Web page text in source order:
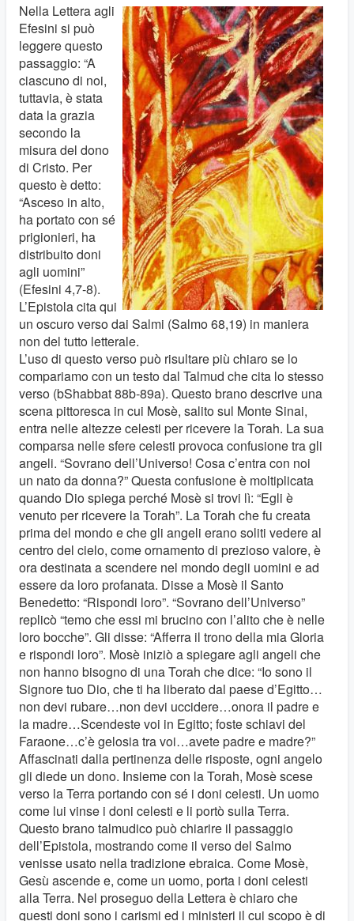
Nella Lettera agli
Efesini si può
leggere questo
passaggio: “A
ciascuno di noi,
tuttavia, è stata
data la grazia
secondo la
misura del dono
di Cristo. Per
questo è detto:
“Asceso in alto,
ha portato con sé
prigionieri, ha
distribuito doni
agli uomini”
(Efesini 4,7-8).
L’Epistola cita qui
un oscuro verso dai Salmi (Salmo 68,19) in maniera
non del tutto letterale.
L’uso di questo verso può risultare più chiaro se lo
compariamo con un testo dal Talmud che cita lo stesso
verso (bShabbat 88b-89a). Questo brano descrive una
scena pittoresca in cui Mosè, salito sul Monte Sinai,
entra nelle altezze celesti per ricevere la Torah. La sua
comparsa nelle sfere celesti provoca confusione tra gli
angeli. “Sovrano dell’Universo! Cosa c’entra con noi
un nato da donna?” Questa confusione è moltiplicata
quando Dio spiega perché Mosè si trovi lì: “Egli è
venuto per ricevere la Torah”. La Torah che fu creata
prima del mondo e che gli angeli erano soliti vedere al
centro del cielo, come ornamento di prezioso valore, è
ora destinata a scendere nel mondo degli uomini e ad
essere da loro profanata. Disse a Mosè il Santo
Benedetto: “Rispondi loro”. “Sovrano dell’Universo”
replicò “temo che essi mi brucino con l’alito che è nelle
loro bocche”. Gli disse: “Afferra il trono della mia Gloria
e rispondi loro”. Mosè iniziò a spiegare agli angeli che
non hanno bisogno di una Torah che dice: “Io sono il
Signore tuo Dio, che ti ha liberato dal paese d’Egitto…
non devi rubare…non devi uccidere…onora il padre e
la madre…Scendeste voi in Egitto; foste schiavi del
Faraone…c’è gelosia tra voi…avete padre e madre?”
Affascinati dalla pertinenza delle risposte, ogni angelo
gli diede un dono. Insieme con la Torah, Mosè scese
verso la Terra portando con sé i doni celesti. Un uomo
come lui vinse i doni celesti e li portò sulla Terra.
Questo brano talmudico può chiarire il passaggio
dell’Epistola, mostrando come il verso del Salmo
venisse usato nella tradizione ebraica. Come Mosè,
Gesù ascende e, come un uomo, porta i doni celesti
alla Terra. Nel proseguo della Lettera è chiaro che
questi doni sono i carismi ed i ministeri il cui scopo è di